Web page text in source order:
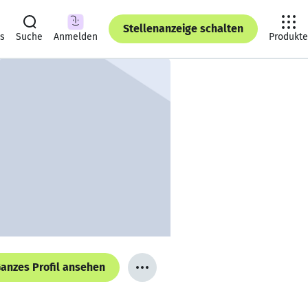
Suche Anmelden
Stellenanzeige schalten
Produkte
Profil ansehen